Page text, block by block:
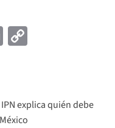
EmailCopy
explica quién debe